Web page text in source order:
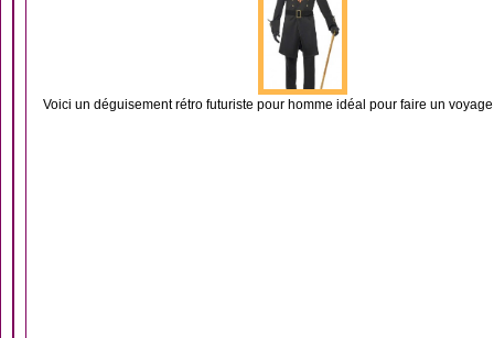
Voici un déguisement rétro futuriste pour homme idéal pour faire un